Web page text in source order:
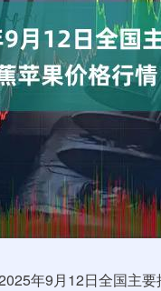
2025年9月12日全国主
0.57% 深